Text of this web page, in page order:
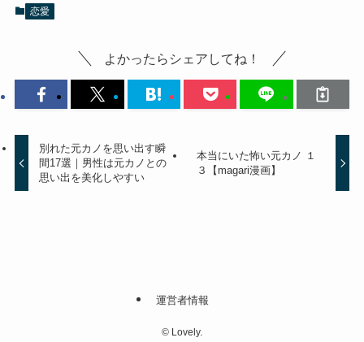
恋愛
よかったらシェアしてね！
別れた元カノを思い出す瞬
間17選｜男性は元カノとの
思い出を美化しやすい
本当にいた怖い元カノ １
３【magari漫画】
運営者情報
© Lovely.